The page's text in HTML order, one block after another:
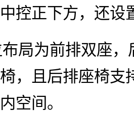
控正下方，还设
局为前排双座
，且后排座椅支
空间。